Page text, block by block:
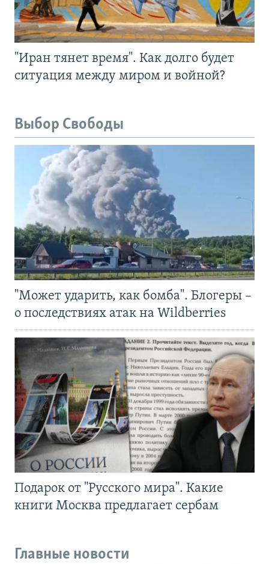
"Иран тянет время". Как долго будет
ситуация между миром и войной?
Выбор Свободы
"Может ударить, как бомба". Блогеры –
о последствиях атак на Wildberries
Подарок от "Русского мира". Какие
книги Москва предлагает сербам
Главные новости